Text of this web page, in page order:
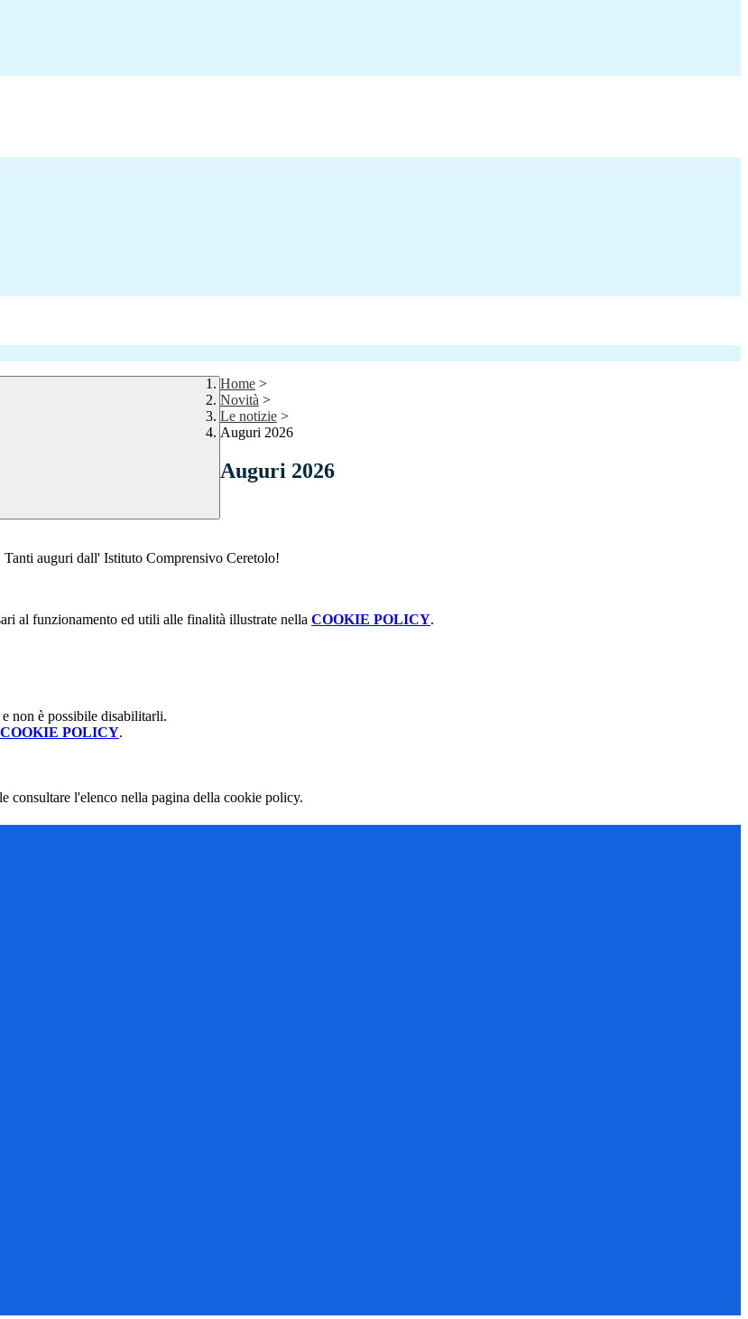
Home >
Novità >
Le notizie >
Auguri 2026
Auguri 2026
Tanti auguri dall' Istituto Comprensivo Ceretolo!
al funzionamento ed utili alle finalità illustrate nella COOKIE POLICY.
non è possibile disabilitarli.
COOKIE POLICY.
consultare l'elenco nella pagina della cookie policy.